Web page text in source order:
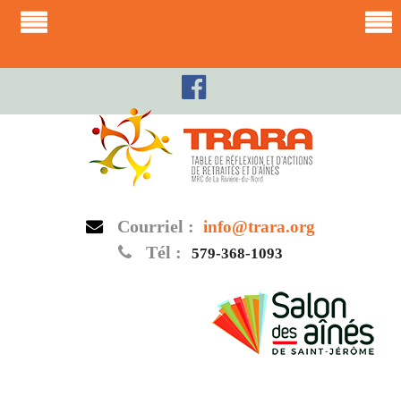
Courriel : info@trara.org
Tél : 579-368-1093